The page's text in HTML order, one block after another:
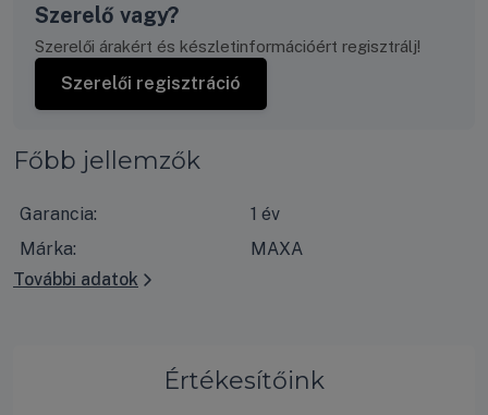
Szerelő vagy?
Szerelői árakért és készletinformációért regisztrálj!
Szerelői regisztráció
Főbb jellemzők
Garancia:
1 év
Márka:
MAXA
További adatok
Értékesítőink